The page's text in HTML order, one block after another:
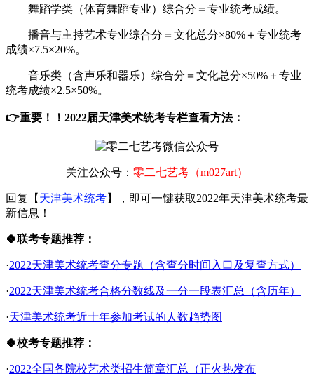
舞蹈学类（体育舞蹈专业）综合分＝专业统考成绩。
播音与主持艺术专业综合分＝文化总分×80%＋专业统考
成绩×7.5×20%。
音乐类（含声乐和器乐）综合分＝文化总分×50%＋专业
统考成绩×2.5×50%。
👉重要！！2022届天津美术统考专栏查看方法：
关注公众号： 零二七艺考（m027art）
回复【天津美术统考】，即可一键获取2022年天津美术统考最
新信息！
🍀联考专题推荐：
·2022天津美术统考查分专题（含查分时间入口及复查方式）
·2022天津美术统考合格分数线及一分一段表汇总（含历年）
·天津美术统考近十年参加考试的人数趋势图
🍀校考专题推荐：
·2022全国各院校艺术类招生简章汇总（正火热发布